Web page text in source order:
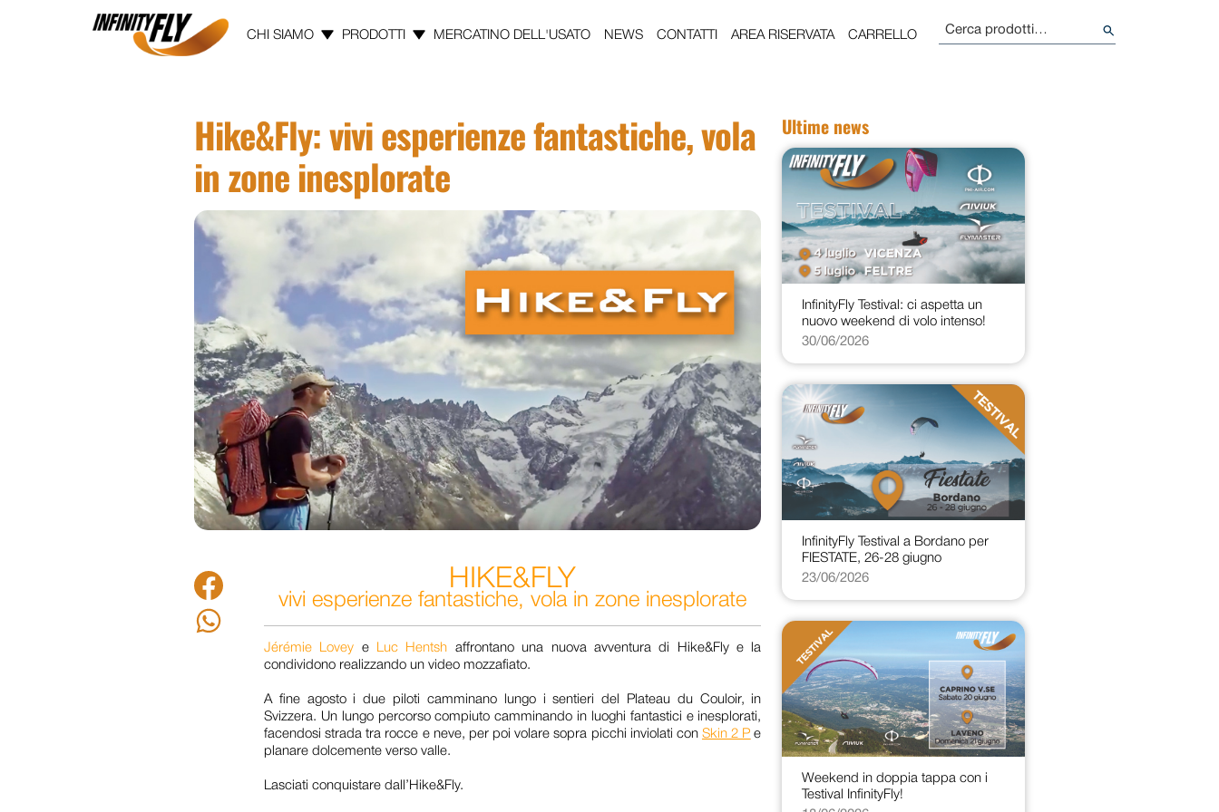
CHI SIAMO PRODOTTI MERCATINO DELL'USATO NEWS CONTATTI AREA RISERVATA CARRELLO
Cerca:
Hike&Fly: vivi esperienze fantastiche, vola
in zone inesplorate
Facebook HIKE&FLY
vivi esperienze fantastiche, vola in zone inesplorate
Jérémie Lovey e Luc Hentsh affrontano una nuova avventura di Hike&Fly e la
condividono realizzando un video mozzafiato.
A fine agosto i due piloti camminano lungo i sentieri del Plateau du Couloir, in
Svizzera. Un lungo percorso compiuto camminando in luoghi fantastici e inesplorati,
facendosi strada tra rocce e neve, per poi volare sopra picchi inviolati con Skin 2 P e
planare dolcemente verso valle.
Lasciati conquistare dall’Hike&Fly.
Ultime news
InfinityFly Testival: ci aspetta un
nuovo weekend di volo intenso!
30/06/2026
InfinityFly Testival a Bordano per
FIESTATE, 26-28 giugno
23/06/2026
Weekend in doppia tappa con i
Testival InfinityFly!